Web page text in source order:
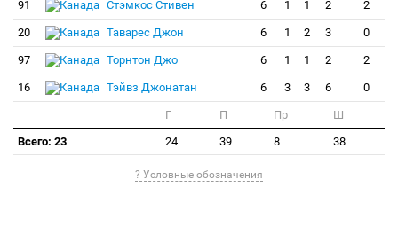
91 Стэмкос Стивен 6 1 1 2 2
20 Таварес Джон 6 1 2 3 0
97 Торнтон Джо 6 1 1 2 2
16 Тэйвз Джонатан 6 3 3 6 0
Г П Пр
Ш
Всего: 23
24 39 8 38
? Условные обозначения